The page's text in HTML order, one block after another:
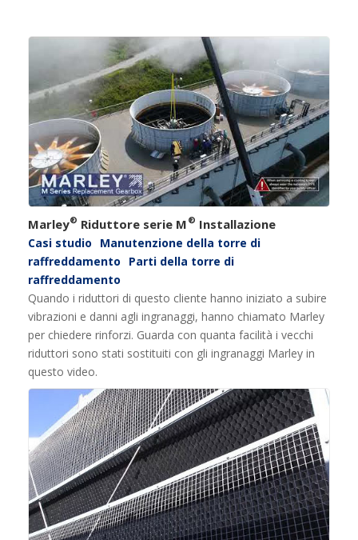
Marley® Riduttore serie M ® Installazione
Casi studio
Manutenzione della torre di
raffreddamento
Parti della torre di
raffreddamento
Quando i riduttori di questo cliente hanno iniziato a subire
vibrazioni e danni agli ingranaggi, hanno chiamato Marley
per chiedere rinforzi. Guarda con quanta facilità i vecchi
riduttori sono stati sostituiti con gli ingranaggi Marley in
questo video.